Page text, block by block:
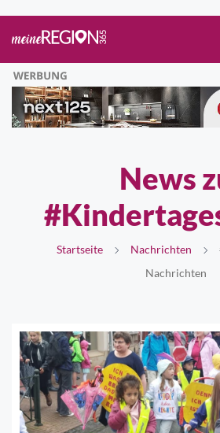
News
Startseite Nachrichten
Nachrichten